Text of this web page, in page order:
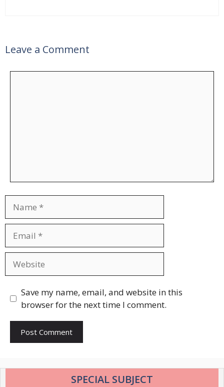
Leave a Comment
Save my name, email, and website in this
browser for the next time I comment.
SPECIAL SUBJECT